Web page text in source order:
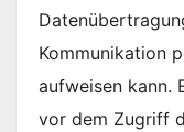
Kommunikation
aufweisen kann.
vor dem Zugriff